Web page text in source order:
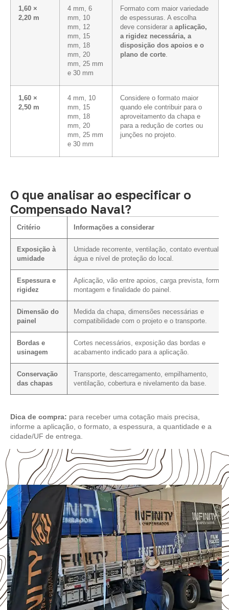
1,60 ×
2,20 m
4 mm, 6
mm, 10
mm, 12
mm, 15
mm, 18
mm, 20
mm, 25 mm
e 30 mm
Formato com maior variedade
de espessuras. A escolha
deve considerar a aplicação,
a rigidez necessária, a
disposição dos apoios e o
plano de corte.
1,60 ×
2,50 m
4 mm, 10
mm, 15
mm, 18
mm, 20
mm, 25 mm
e 30 mm
Considere o formato maior
quando ele contribuir para o
aproveitamento da chapa e
para a redução de cortes ou
junções no projeto.
O que analisar ao especificar o
Compensado Naval?
Critério Informações a considerar
Exposição à
umidade
Umidade recorrente, ventilação, contato eventual
água e nível de proteção do local.
Espessura e
rigidez
Aplicação, vão entre apoios, carga prevista, forma
montagem e finalidade do painel.
Dimensão do
painel
Medida da chapa, dimensões necessárias e
compatibilidade com o projeto e o transporte.
Bordas e
usinagem
Cortes necessários, exposição das bordas e
acabamento indicado para a aplicação.
Conservação
das chapas
Transporte, descarregamento, empilhamento,
ventilação, cobertura e nivelamento da base.
Dica de compra: para receber uma cotação mais precisa,
informe a aplicação, o formato, a espessura, a quantidade e a
cidade/UF de entrega.